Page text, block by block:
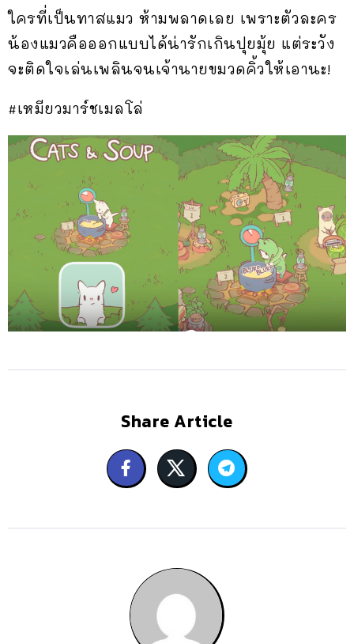
ใครที่เป็นทาสแมว ห้ามพลาดเลย เพราะตัวละคร
น้องแมวคือออกแบบได้น่ารักเกินปุยมุ้ย แต่ระวัง
จะติดใจเล่นเพลินจนเจ้านายขมวดคิ้วให้เอานะ!
#เหมียวมาร์ชเมลโล่
Share Article